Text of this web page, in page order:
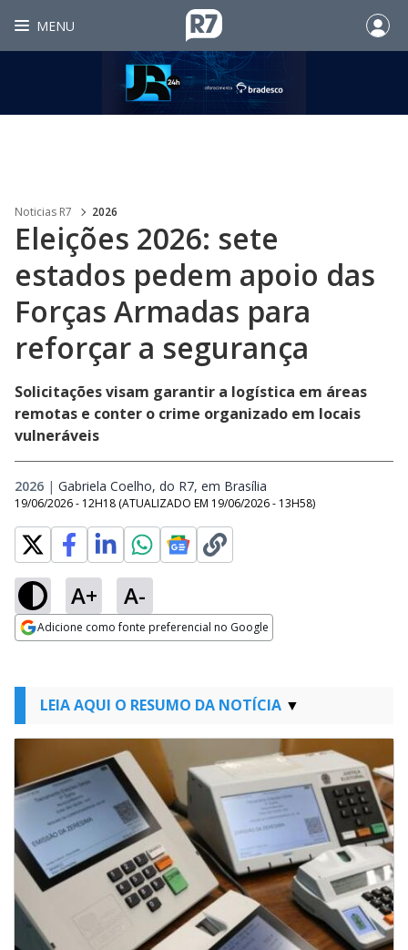
MENU
Noticias R7 2026
Eleições 2026: sete
estados pedem apoio das
Forças Armadas para
reforçar a segurança
Solicitações visam garantir a logística em áreas
remotas e conter o crime organizado em locais
vulneráveis
2026 | Gabriela Coelho, do R7, em Brasília
19/06/2026 - 12H18 (ATUALIZADO EM 19/06/2026 - 13H58)
A+ A-
Adicione como fonte preferencial no Google
LEIA AQUI O RESUMO DA NOTÍCIA